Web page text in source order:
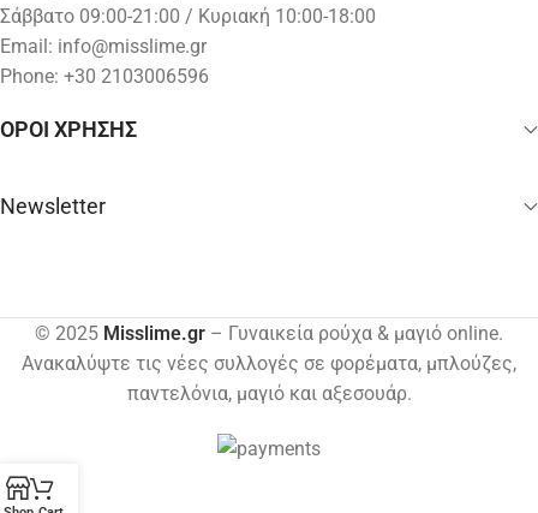
Σάββατο 09:00-21:00 / Κυριακή 10:00-18:00
Email: info@misslime.gr
Phone: +30 2103006596
ΟΡΟΙ ΧΡΗΣΗΣ
Newsletter
© 2025 Misslime.gr – Γυναικεία ρούχα & μαγιό online.
Ανακαλύψτε τις νέες συλλογές σε φορέματα, μπλούζες,
παντελόνια, μαγιό και αξεσουάρ.